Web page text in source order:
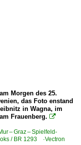
Centrale SFS
Schenker
·RTC·
Morgen des 25.
das Foto enstand
in Wagna, im
Frauenberg. 
– Graz – Spielfeld-
/ BR 1293 ·Vectron